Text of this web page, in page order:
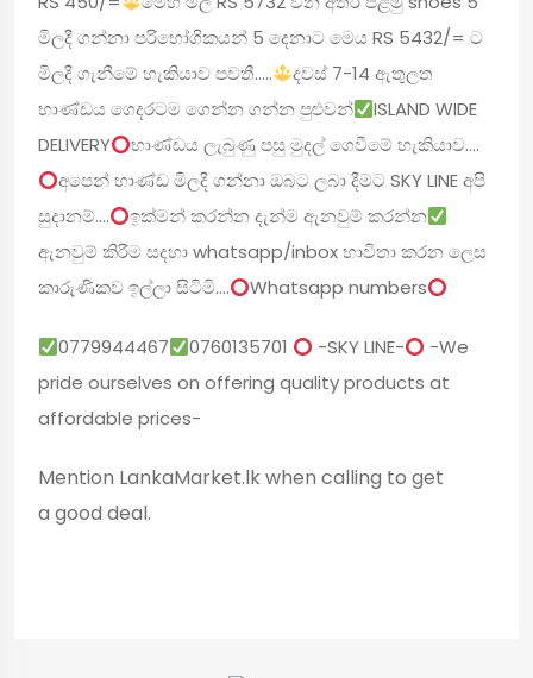
මිලදී ගන්නා පරිභෝගිකයන් 5 දෙනාට මෙය RS 5432/= ට
මිලදී ගැනීමේ හැකියාව පවතී.....
දවස් 7-14 ඇතුලත
භාණ්ඩය ගෙදරටම ගෙන්න ගන්න පුළුවන්
ISLAND WIDE
DELIVERY
භාණ්ඩය ලැබුණු පසු මුදල් ගෙවීමේ හැකියාව....
අපෙන් භාණ්ඩ මිලදී ගන්නා ඔබ‍ට ලබා දීමට SKY LINE අපි
සුදානම්....
ඉක්මන් කරන්න දැන්ම ඇනවුම් කරන්න
ඇනවුම් කිරීම සදහා whatsapp/inbox භාවිතා කරන ලෙස
කාරුණිකව ඉල්ලා සිටිමි....
Whatsapp numbers
0779944467 0760135701 -SKY LINE-
-We
pride ourselves on offering quality products at
affordable prices-
Mention LankaMarket.lk when calling to get
a good deal.